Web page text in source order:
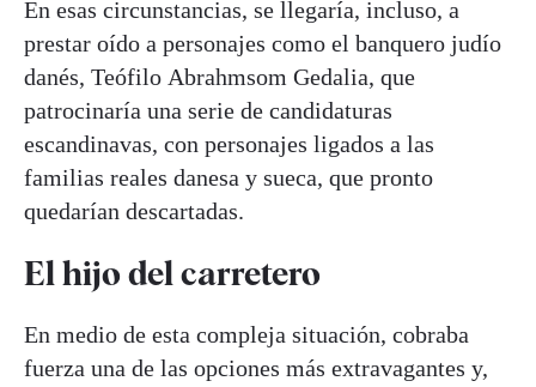
En esas circunstancias, se llegaría, incluso, a
prestar oído a personajes como el banquero judío
danés, Teófilo Abrahmsom Gedalia, que
patrocinaría una serie de candidaturas
escandinavas, con personajes ligados a las
familias reales danesa y sueca, que pronto
quedarían descartadas.
El hijo del carretero
En medio de esta compleja situación, cobraba
fuerza una de las opciones más extravagantes y,